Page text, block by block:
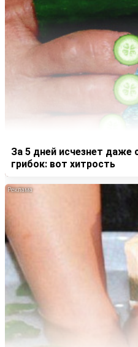
За 5 дней исчезнет даже
грибок: вот хитрость